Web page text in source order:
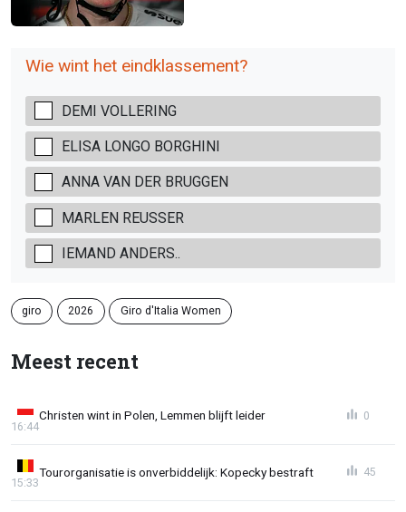
Wie wint het eindklassement?
DEMI VOLLERING
ELISA LONGO BORGHINI
ANNA VAN DER BRUGGEN
MARLEN REUSSER
IEMAND ANDERS..
giro 2026 Giro d'Italia Women
Meest recent
Christen wint in Polen, Lemmen blijft leider
16:44
0
Tourorganisatie is onverbiddelijk: Kopecky bestraft
15:33
45